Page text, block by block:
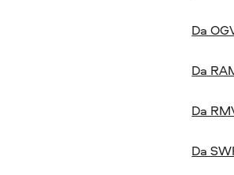
Da
Da
Da
Da